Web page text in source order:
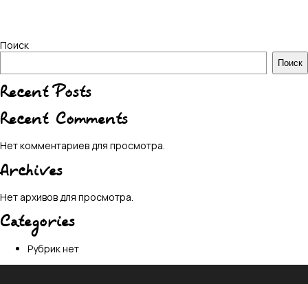
Поиск
Поиск
Recent Posts
Recent Comments
Нет комментариев для просмотра.
Archives
Нет архивов для просмотра.
Categories
Рубрик нет